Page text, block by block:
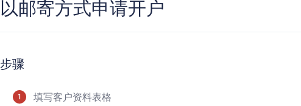
以邮寄方式申请开户
步骤
填写客户资料表格